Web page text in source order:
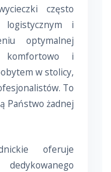
często
i
optymalnej
i
w stolicy,
To
Państwo żadnej
oferuje